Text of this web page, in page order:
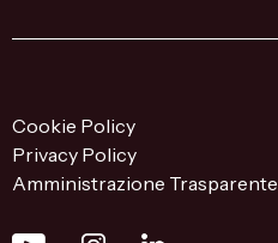
Cookie Policy
Privacy Policy
Amministrazione Trasparente